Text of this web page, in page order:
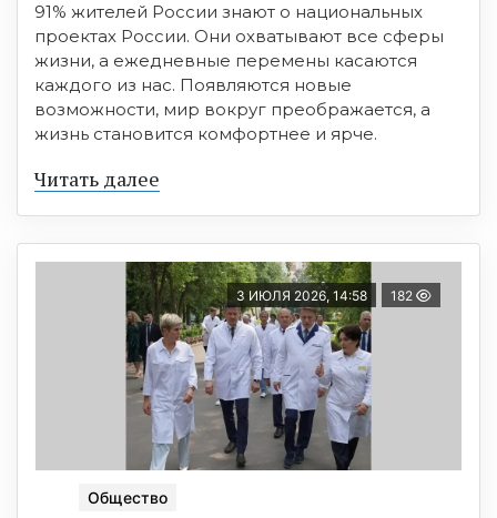
91% жителей России знают о национальных
проектах России. Они охватывают все сферы
жизни, а ежедневные перемены касаются
каждого из нас. Появляются новые
возможности, мир вокруг преображается, а
жизнь становится комфортнее и ярче.
Читать далее
3 ИЮЛЯ 2026, 14:58 182
Общество